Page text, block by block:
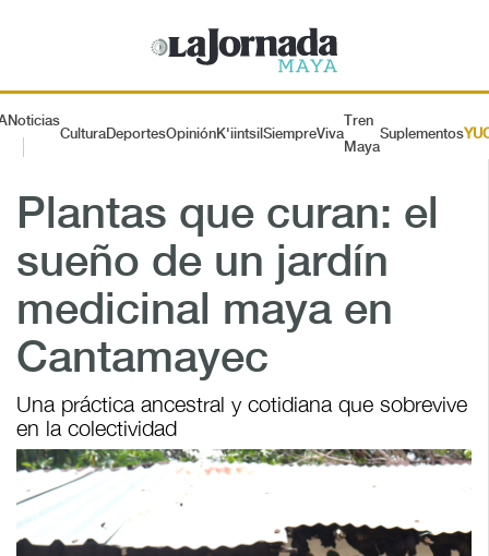
Noticias
CulturaDeportesOpiniónK'iintsil SiempreViva
Tren
Maya
Suplementos
Plantas que curan: el
sueño de un jardín
medicinal maya en
Cantamayec
Una práctica ancestral y cotidiana que sobrevive
en la colectividad